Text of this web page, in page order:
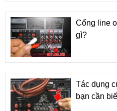
Cổng line
gì?
Tác dụng
bạn cần